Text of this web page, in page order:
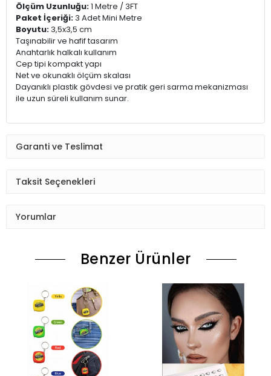
Ölçüm Uzunluğu:1 Metre / 3FT
Paket İçeriği:3 Adet Mini Metre
Boyutu:3,5x3,5 cm
Taşınabilir ve hafif tasarım
Anahtarlık halkalı kullanım
Cep tipi kompakt yapı
Net ve okunaklı ölçüm skalası
Dayanıklı plastik gövdesi ve pratik geri sarma mekanizması
ile uzun süreli kullanım sunar.
Garanti ve Teslimat
Taksit Seçenekleri
Yorumlar
Benzer Ürünler